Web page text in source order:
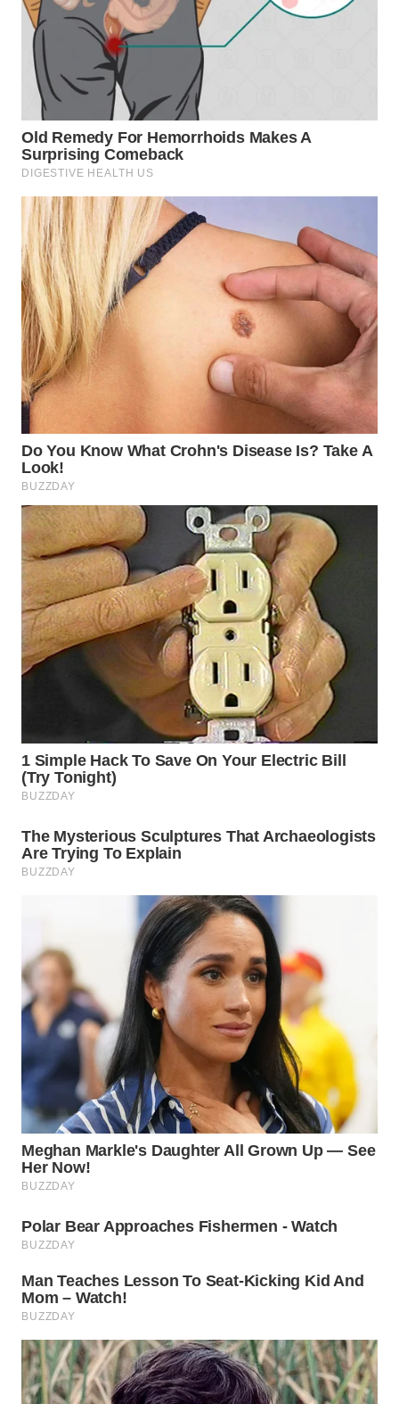
PAKPAK
WN
KARAWANG
WN
WN
BOGOR
WN
DEPOK
WN
TAPANULI
WN
SAMOSIR
WN
PADANG
LAWAS
WN
SUMEDANG
KEPULAUAN
SERIBU
TANGERANG
WN
CIREBON
WN
INDRAMAYU
WN
KUNINGAN
WN
MAJALENGKA
WN
SUBANG
WN
SUKABUMI
WN
PURWAKARTA